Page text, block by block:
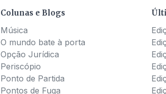
Colunas e Blogs
Música
O mundo bate à porta
Opção Jurídica
Periscópio
Ponto de Partida
Pontos de Fuga